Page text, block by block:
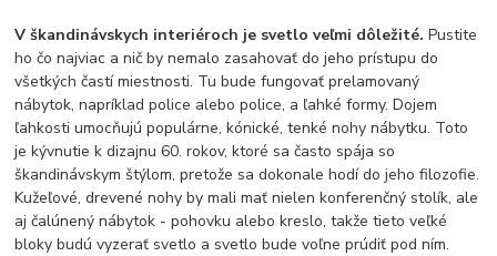
V škandinávskych interiéroch je svetlo veľmi dôležité.Pustite
ho čo najviac a nič by nemalo zasahovať do jeho prístupu do
všetkých častí miestnosti. Tu bude fungovať prelamovaný
nábytok, napríklad police alebo police, a ľahké formy. Dojem
ľahkosti umocňujú populárne, kónické, tenké nohy nábytku. Toto
je kývnutie k dizajnu 60. rokov, ktoré sa často spája so
škandinávskym štýlom, pretože sa dokonale hodí do jeho filozofie.
Kužeľové, drevené nohy by mali mať nielen konferenčný stolík, ale
aj čalúnený nábytok - pohovku alebo kreslo, takže tieto veľké
bloky budú vyzerať svetlo a svetlo bude voľne prúdiť pod ním.